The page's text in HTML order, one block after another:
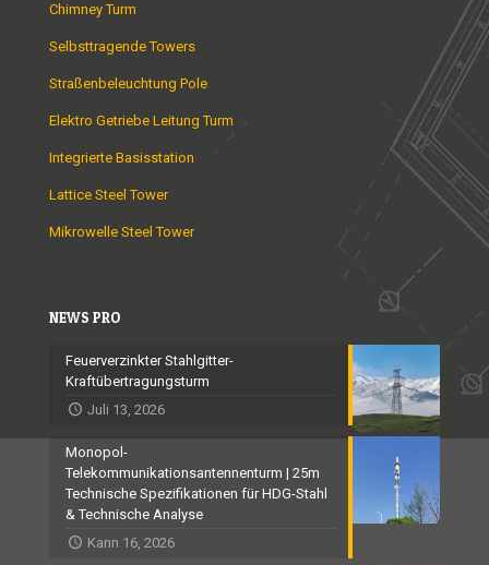
Chimney Turm
Selbsttragende Towers
Straßenbeleuchtung Pole
Elektro Getriebe Leitung Turm
Integrierte Basisstation
Lattice Steel Tower
Mikrowelle Steel Tower
NEWS PRO
Feuerverzinkter Stahlgitter-
Kraftübertragungsturm
Juli 13, 2026
Monopol-
Telekommunikationsantennenturm | 25m
Technische Spezifikationen für HDG-Stahl
& Technische Analyse
Kann 16, 2026